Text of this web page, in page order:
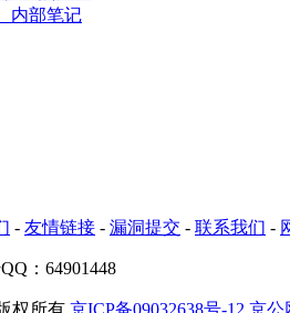
内部笔记
- 友情链接 - 漏洞提交 - 联系我们 -
：64901448
权所有 京ICP备09032638号-12 京公